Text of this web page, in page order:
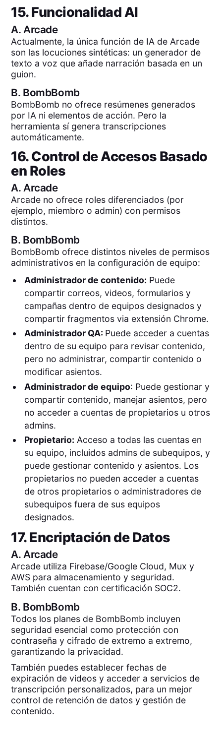
15. Funcionalidad AI
A. Arcade
Actualmente, la única función de IA de Arcade
son las locuciones sintéticas: un generador de
texto a voz que añade narración basada en un
guion.
B. BombBomb
BombBomb no ofrece resúmenes generados
por IA ni elementos de acción. Pero la
herramienta sí genera transcripciones
automáticamente.
16. Control de Accesos Basado
en Roles
A. Arcade
Arcade no ofrece roles diferenciados (por
ejemplo, miembro o admin) con permisos
distintos.
B. BombBomb
BombBomb ofrece distintos niveles de permisos
administrativos en la configuración de equipo:
Administrador de contenido: Puede
compartir correos, videos, formularios y
campañas dentro de equipos designados y
compartir fragmentos via extensión Chrome.
Administrador QA: Puede acceder a cuentas
dentro de su equipo para revisar contenido,
pero no administrar, compartir contenido o
modificar asientos.
Administrador de equipo: Puede gestionar y
compartir contenido, manejar asientos, pero
no acceder a cuentas de propietarios u otros
admins.
Propietario: Acceso a todas las cuentas en
su equipo, incluidos admins de subequipos, y
puede gestionar contenido y asientos. Los
propietarios no pueden acceder a cuentas
de otros propietarios o administradores de
subequipos fuera de sus equipos
designados.
17. Encriptación de Datos
A.Arcade
Arcade utiliza Firebase/Google Cloud, Mux y
AWS para almacenamiento y seguridad.
También cuentan con certificación SOC2.
B. BombBomb
Todos los planes de BombBomb incluyen
seguridad esencial como protección con
contraseña y cifrado de extremo a extremo,
garantizando la privacidad.
También puedes establecer fechas de
expiración de videos y acceder a servicios de
transcripción personalizados, para un mejor
control de retención de datos y gestión de
contenido.